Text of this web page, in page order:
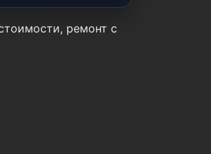
ремонт с